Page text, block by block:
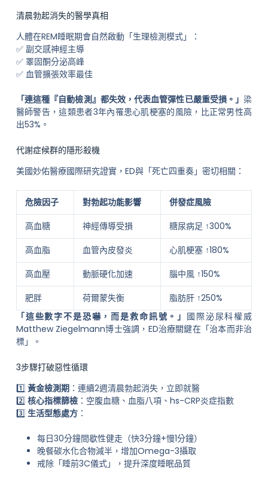
清晨勃起消失的醫學真相
人體在REM睡眠期會自然啟動「生理檢測模式」：
✅ 副交感神經主導
✅ 睪固酮分泌高峰
✅ 血管擴張效率最佳
「連這種『自動檢測』都失效，代表血管彈性已嚴重受損。」梁
醫師警告，這類患者3年內罹患心肌梗塞的風險，比正常男性高
出53%。
代謝症候群的隱形殺機
美國妙佑醫療國際研究證實，ED與「死亡四重奏」密切相關：
危險因子 對勃起功能影響
併發症風險
高血糖
神經傳導受損
糖尿病足 ↑300%
高血脂
血管內皮發炎
心肌梗塞 ↑180%
高血壓
動脈硬化加速
腦中風 ↑150%
肥胖
荷爾蒙失衡
脂肪肝 ↑250%
「這些數字不是恐嚇，而是救命訊號。」 國際泌尿科權威
Matthew Ziegelmann博士強調，ED治療關鍵在「治本而非治
標」。
3步驟打破惡性循環
1️⃣ 黃金檢測期：連續2週清晨勃起消失，立即就醫
2️⃣ 核心指標篩檢：空腹血糖、血脂八項、hs-CRP炎症指數
3️⃣ 生活型態處方：
每日30分鐘間歇性健走（快3分鐘+慢1分鐘）
晚餐碳水化合物減半，增加Omega-3攝取
戒除「睡前3C儀式」，提升深度睡眠品質